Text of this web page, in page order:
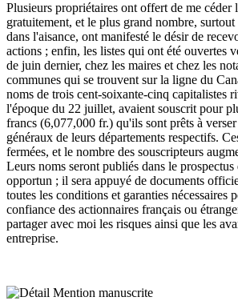
Plusieurs propriétaires ont offert de me céder
gratuitement, et le plus grand nombre,
dans l'aisance, ont manifesté le désir de
actions ; enfin, les listes qui ont été ouvertes
de juin dernier, chez les maires et chez les
communes qui se trouvent sur la ligne du
noms de trois cent-soixante-cinq capitalistes
l'époque du 22 juillet, avaient souscrit pour
francs (6,077,000 fr.) qu'ils sont prêts à
généraux de leurs départements respectifs.
fermées, et le nombre des souscripteurs
Leurs noms seront publiés dans le
opportun ; il sera appuyé de documents
toutes les conditions et garanties nécessaires
confiance des actionnaires français ou
partager avec moi les risques ainsi que les
entreprise.